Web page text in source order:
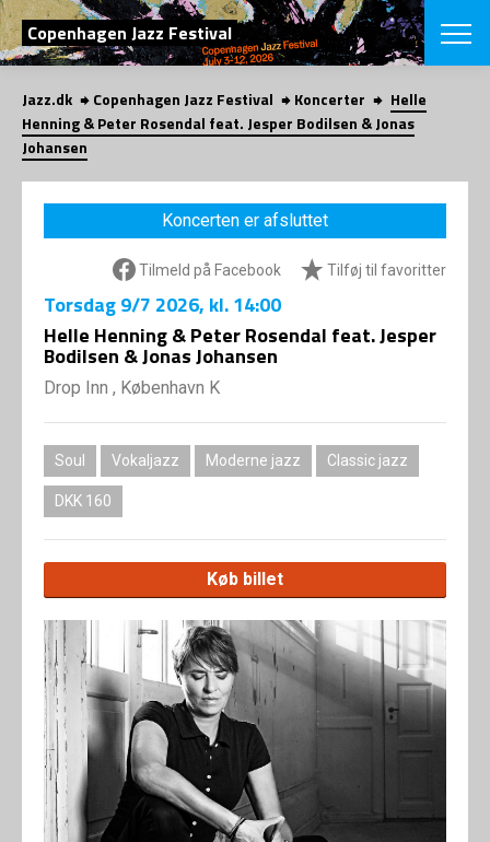
SØG
Copenhagen Jazz Festival
English
COPENHAGEN
VINTERJAZZ
PROGRAM
Venues &
Presse/
Kontakt
SHOP
Jazz.dk Copenhagen Jazz Festival Koncerter
Helle
Henning & Peter Rosendal feat. Jesper Bodilsen & Jonas
Johansen
Koncerten er afsluttet
Tilmeld på Facebook Tilføj til favoritter
Torsdag9/7 2026, kl. 14:00
Helle Henning & Peter Rosendal feat. Jesper
Bodilsen & Jonas Johansen
Drop Inn , København K
Soul Vokaljazz Moderne jazz Classic jazz
DKK 160
Køb billet